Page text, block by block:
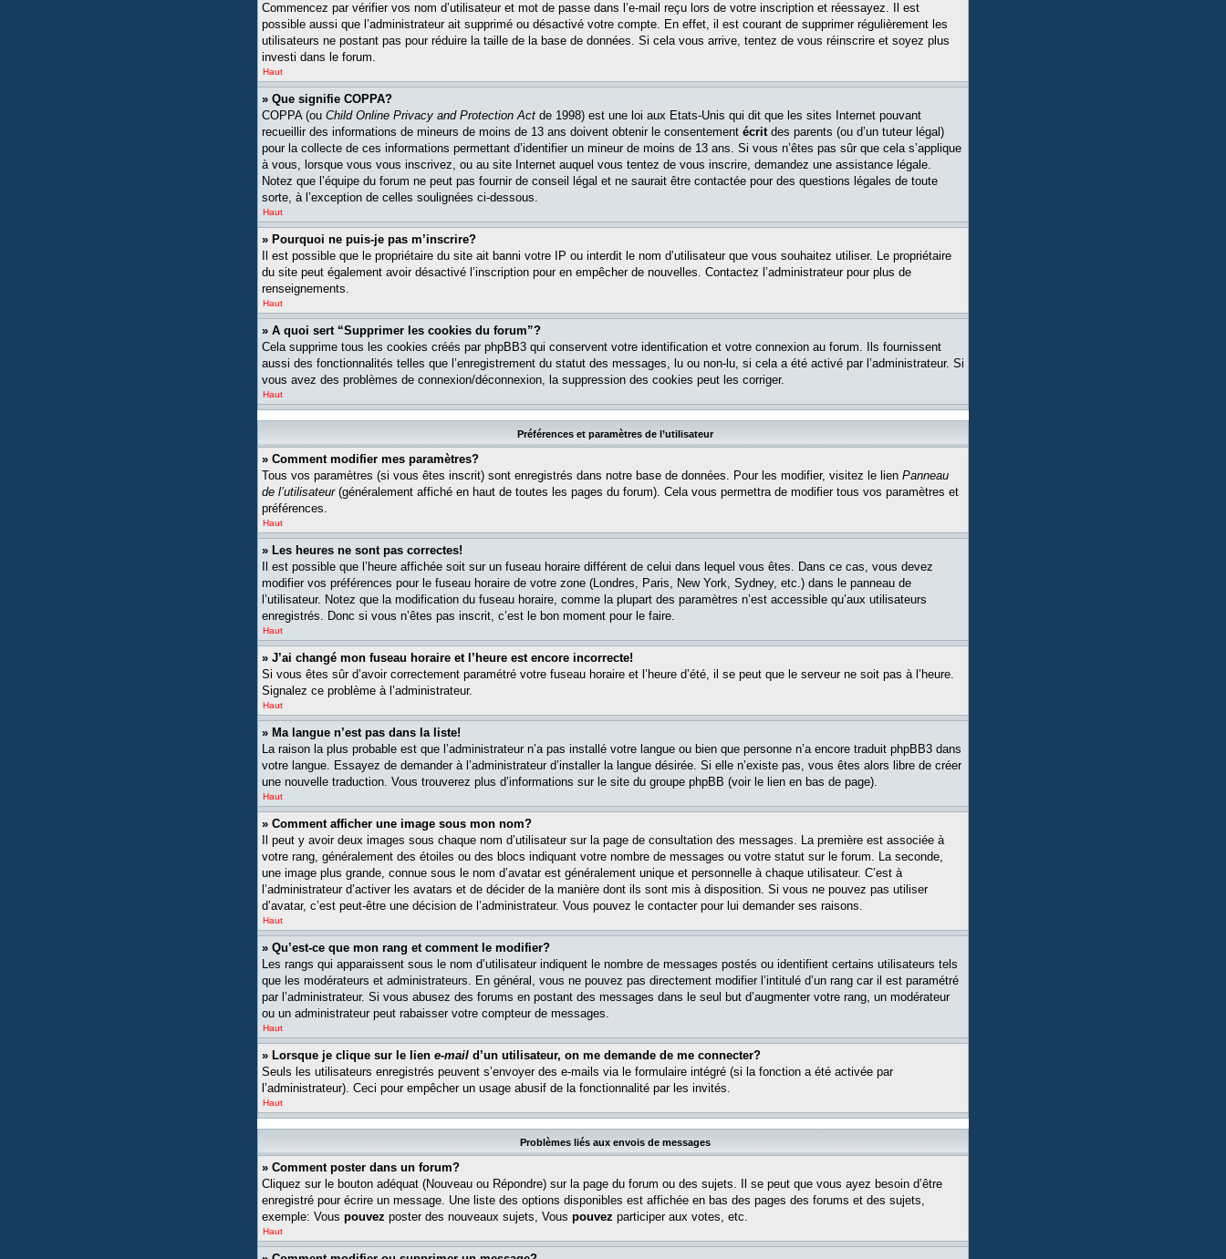
Commencez par vérifier vos nom d’utilisateur et mot de passe dans l’e-mail reçu lors de votre inscription et réessayez. Il est
possible aussi que l’administrateur ait supprimé ou désactivé votre compte. En effet, il est courant de supprimer régulièrement les
utilisateurs ne postant pas pour réduire la taille de la base de données. Si cela vous arrive, tentez de vous réinscrire et soyez plus
investi dans le forum.
Haut
» Que signifie COPPA?
COPPA (ou Child Online Privacy and Protection Act de 1998) est une loi aux Etats-Unis qui dit que les sites Internet pouvant
recueillir des informations de mineurs de moins de 13 ans doivent obtenir le consentement écritdes parents (ou d’un tuteur légal)
pour la collecte de ces informations permettant d’identifier un mineur de moins de 13 ans. Si vous n’êtes pas sûr que cela s’applique
à vous, lorsque vous vous inscrivez, ou au site Internet auquel vous tentez de vous inscrire, demandez une assistance légale.
Notez que l’équipe du forum ne peut pas fournir de conseil légal et ne saurait être contactée pour des questions légales de toute
sorte, à l’exception de celles soulignées ci-dessous.
Haut
» Pourquoi ne puis-je pas m’inscrire?
Il est possible que le propriétaire du site ait banni votre IP ou interdit le nom d’utilisateur que vous souhaitez utiliser. Le propriétaire
du site peut également avoir désactivé l’inscription pour en empêcher de nouvelles. Contactez l’administrateur pour plus de
renseignements.
Haut
» A quoi sert “Supprimer les cookies du forum”?
Cela supprime tous les cookies créés par phpBB3 qui conservent votre identification et votre connexion au forum. Ils fournissent
aussi des fonctionnalités telles que l’enregistrement du statut des messages, lu ou non-lu, si cela a été activé par l’administrateur. Si
vous avez des problèmes de connexion/déconnexion, la suppression des cookies peut les corriger.
Haut
Préférences et paramètres de l’utilisateur
» Comment modifier mes paramètres?
Tous vos paramètres (si vous êtes inscrit) sont enregistrés dans notre base de données. Pour les modifier, visitez le lien Panneau
de l’utilisateur(généralement affiché en haut de toutes les pages du forum). Cela vous permettra de modifier tous vos paramètres et
préférences.
Haut
» Les heures ne sont pas correctes!
Il est possible que l’heure affichée soit sur un fuseau horaire différent de celui dans lequel vous êtes. Dans ce cas, vous devez
modifier vos préférences pour le fuseau horaire de votre zone (Londres, Paris, New York, Sydney, etc.) dans le panneau de
l’utilisateur. Notez que la modification du fuseau horaire, comme la plupart des paramètres n’est accessible qu’aux utilisateurs
enregistrés. Donc si vous n’êtes pas inscrit, c’est le bon moment pour le faire.
Haut
» J’ai changé mon fuseau horaire et l’heure est encore incorrecte!
Si vous êtes sûr d’avoir correctement paramétré votre fuseau horaire et l’heure d’été, il se peut que le serveur ne soit pas à l’heure.
Signalez ce problème à l’administrateur.
Haut
» Ma langue n’est pas dans la liste!
La raison la plus probable est que l’administrateur n’a pas installé votre langue ou bien que personne n’a encore traduit phpBB3 dans
votre langue. Essayez de demander à l’administrateur d’installer la langue désirée. Si elle n’existe pas, vous êtes alors libre de créer
une nouvelle traduction. Vous trouverez plus d’informations sur le site du groupe phpBB (voir le lien en bas de page).
Haut
» Comment afficher une image sous mon nom?
Il peut y avoir deux images sous chaque nom d’utilisateur sur la page de consultation des messages. La première est associée à
votre rang, généralement des étoiles ou des blocs indiquant votre nombre de messages ou votre statut sur le forum. La seconde,
une image plus grande, connue sous le nom d’avatar est généralement unique et personnelle à chaque utilisateur. C’est à
l’administrateur d’activer les avatars et de décider de la manière dont ils sont mis à disposition. Si vous ne pouvez pas utiliser
d’avatar, c’est peut-être une décision de l’administrateur. Vous pouvez le contacter pour lui demander ses raisons.
Haut
» Qu’est-ce que mon rang et comment le modifier?
Les rangs qui apparaissent sous le nom d’utilisateur indiquent le nombre de messages postés ou identifient certains utilisateurs tels
que les modérateurs et administrateurs. En général, vous ne pouvez pas directement modifier l’intitulé d’un rang car il est paramétré
par l’administrateur. Si vous abusez des forums en postant des messages dans le seul but d’augmenter votre rang, un modérateur
ou un administrateur peut rabaisser votre compteur de messages.
Haut
» Lorsque je clique sur le lien e-mail d’un utilisateur, on me demande de me connecter?
Seuls les utilisateurs enregistrés peuvent s’envoyer des e-mails via le formulaire intégré (si la fonction a été activée par
l’administrateur). Ceci pour empêcher un usage abusif de la fonctionnalité par les invités.
Haut
Problèmes liés aux envois de messages
» Comment poster dans un forum?
Cliquez sur le bouton adéquat (Nouveau ou Répondre) sur la page du forum ou des sujets. Il se peut que vous ayez besoin d’être
enregistré pour écrire un message. Une liste des options disponibles est affichée en bas des pages des forums et des sujets,
exemple: Vous pouvez poster des nouveaux sujets, Vous pouvez participer aux votes, etc.
Haut